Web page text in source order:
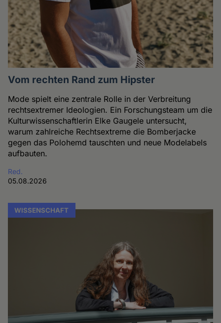
Vom rechten Rand zum Hipster
Mode spielt eine zentrale Rolle in der Verbreitung
rechtsextremer Ideologien. Ein Forschungsteam um die
Kulturwissenschaftlerin Elke Gaugele untersucht,
warum zahlreiche Rechtsextreme die Bomberjacke
gegen das Polohemd tauschten und neue Modelabels
aufbauten.
Red.
05.08.2026
WISSENSCHAFT